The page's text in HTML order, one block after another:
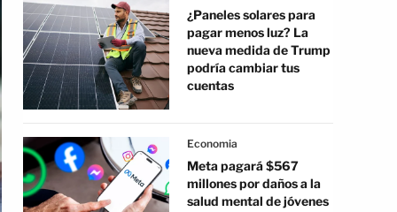
¿Paneles solares para
pagar menos luz? La
nueva medida de Trump
podría cambiar tus
cuentas
Economia
Meta pagará $567
millones por daños a la
salud mental de jóvenes